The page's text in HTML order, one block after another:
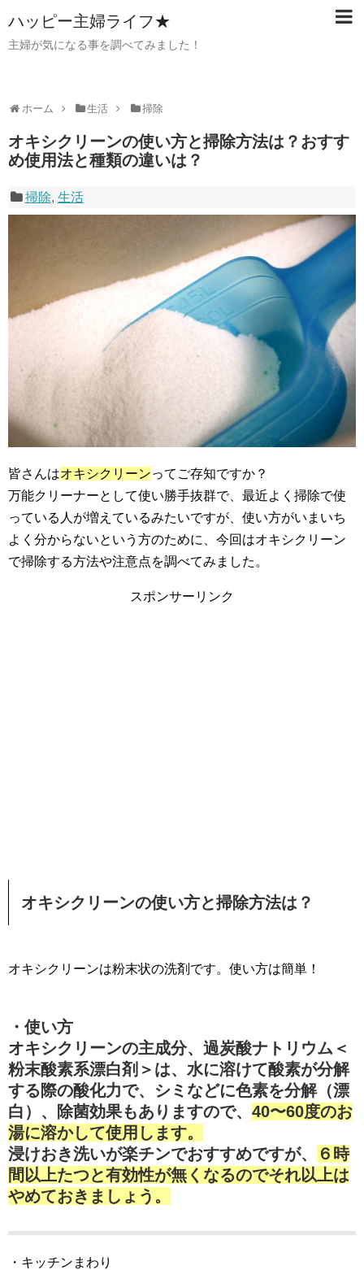
ハッピー主婦ライフ★
主婦が気になる事を調べてみました！
ホーム 生活 掃除
オキシクリーンの使い方と掃除方法は？おすす
め使用法と種類の違いは？
掃除, 生活
皆さんはオキシクリーンってご存知ですか？
万能クリーナーとして使い勝手抜群で、最近よく掃除で使
っている人が増えているみたいですが、使い方がいまいち
よく分からないという方のために、今回はオキシクリーン
で掃除する方法や注意点を調べてみました。
スポンサーリンク
オキシクリーンの使い方と掃除方法は？
オキシクリーンは粉末状の洗剤です。使い方は簡単！
・使い方
オキシクリーンの主成分、過炭酸ナトリウム＜
粉末酸素系漂白剤＞は、水に溶けて酸素が分解
する際の酸化力で、シミなどに色素を分解（漂
白）、除菌効果もありますので、 40〜60度のお
湯に溶かして使用します。
浸けおき洗いが楽チンでおすすめですが、
６時
間以上たつと有効性が無くなるのでそれ以上は
やめておきましょう。
・キッチンまわり